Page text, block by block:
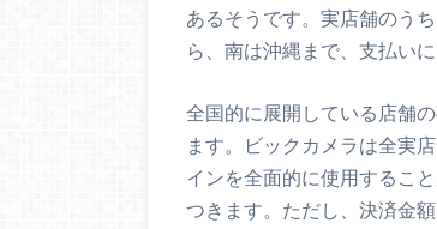
あるそうです。実店舗のう
ら、南は沖縄まで、支払い
全国的に展開している店舗
ます。ビックカメラは全実
インを全面的に使用するこ
つきます。ただし、決済金